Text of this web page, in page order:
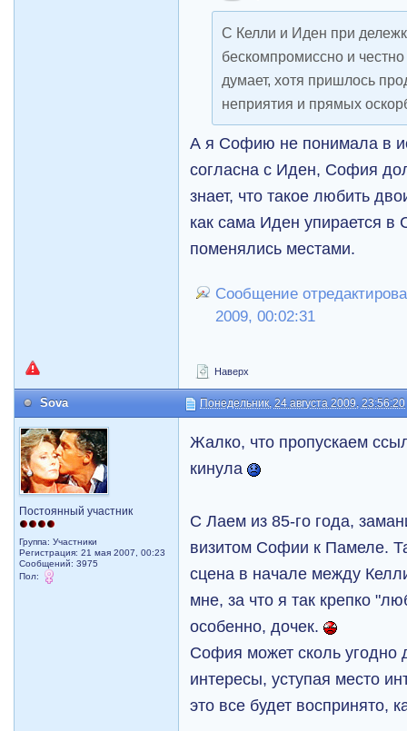
С Келли и Иден при
бескомпромиссно и
думает, хотя пришлось
неприятия и прямых
А я Софию не понимала в
согласна с Иден, София
знает, что такое любить
как сама Иден упирается в
поменялись местами.
Сообщение
2009, 00:02:31
Наверх
Sova Понедельник, 24 августа 2009, 23:56:20
Постоянный участник
Группа: Участники
Регистрация: 21 мая 2007, 00:23
Сообщений: 3975
Пол:
Жалко, что пропускаем
кинула
С Лаем из 85-го года,
визитом Софии к Памеле.
сцена в начале между
мне, за что я так крепко
особенно, дочек.
София может сколь угодно
интересы, уступая место
это все будет воспринято,